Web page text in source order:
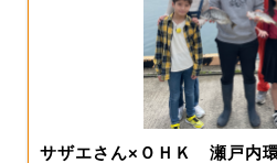
サザエさん×ＯＨＫ 瀬戸内